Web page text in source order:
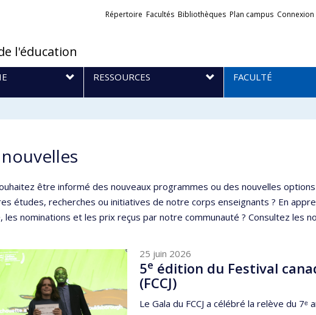
l'éducation
Liens
Répertoire Facultés Bibliothèques Plan campus Connexion
RESSOURCES FACULTÉ
nouvelles
être informé des nouveaux programmes ou des nouvelles
études, recherches ou initiatives de notre corps enseignants ? En
les nominations et les prix reçus par notre communauté ? Consultez les
25 juin 2026
5e édition du Festival
(FCCJ)
Le Gala du FCCJ a célébré la relève du 7ᵉ